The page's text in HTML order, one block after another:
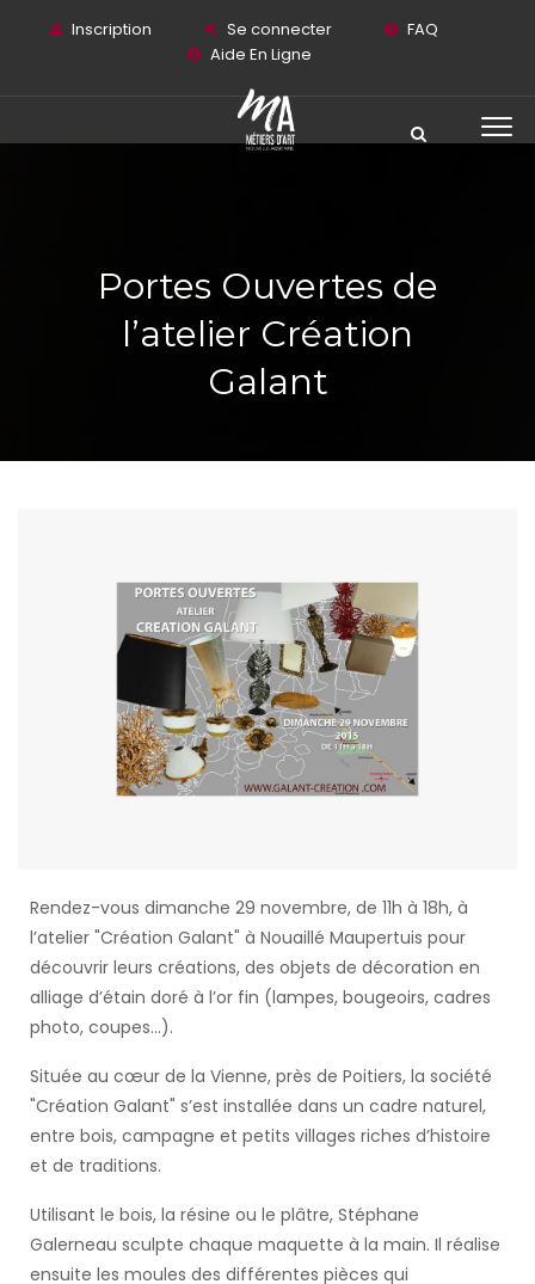
Inscription Se connecter
FAQ
Aide En Ligne
Portes Ouvertes de
l’atelier Création
Galant
Rendez-vous dimanche 29 novembre, de 11h à 18h, à
l’atelier "Création Galant" à Nouaillé Maupertuis pour
découvrir leurs créations, des objets de décoration en
alliage d’étain doré à l’or fin (lampes, bougeoirs, cadres
photo, coupes...).
Située au cœur de la Vienne, près de Poitiers, la société
"Création Galant" s’est installée dans un cadre naturel,
entre bois, campagne et petits villages riches d’histoire
et de traditions.
Utilisant le bois, la résine ou le plâtre, Stéphane
Galerneau sculpte chaque maquette à la main. Il réalise
ensuite les moules des différentes pièces qui